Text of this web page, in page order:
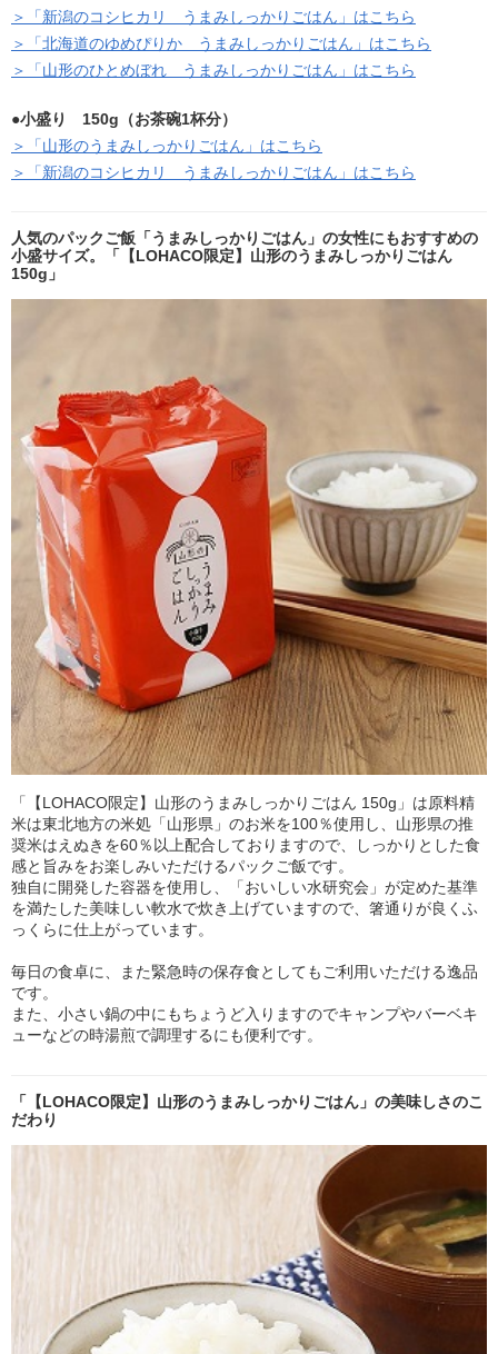
＞「新潟のコシヒカリ うまみしっかりごはん」はこちら
＞「北海道のゆめぴりか うまみしっかりごはん」はこちら
＞「山形のひとめぼれ うまみしっかりごはん」はこちら
●小盛り 150g（お茶碗1杯分）
＞「山形のうまみしっかりごはん」はこちら
＞「新潟のコシヒカリ うまみしっかりごはん」はこちら
人気のパックご飯「うまみしっかりごはん」の女性にもおすすめの
小盛サイズ。「【LOHACO限定】山形のうまみしっかりごはん
150g」
「【LOHACO限定】山形のうまみしっかりごはん 150g」は原料精
米は東北地方の米処「山形県」のお米を100％使用し、山形県の推
奨米はえぬきを60％以上配合しておりますので、しっかりとした食
感と旨みをお楽しみいただけるパックご飯です。
独自に開発した容器を使用し、「おいしい水研究会」が定めた基準
を満たした美味しい軟水で炊き上げていますので、箸通りが良くふ
っくらに仕上がっています。
毎日の食卓に、また緊急時の保存食としてもご利用いただける逸品
です。
また、小さい鍋の中にもちょうど入りますのでキャンプやバーベキ
ューなどの時湯煎で調理するにも便利です。
「【LOHACO限定】山形のうまみしっかりごはん」の美味しさのこ
だわり